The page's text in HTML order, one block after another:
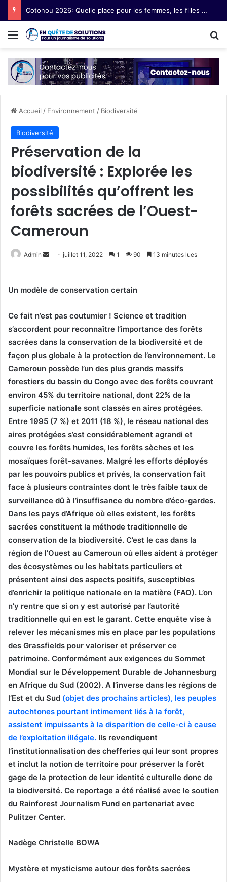
Cotonou 2026: Quelle place pour les femmes, les filles et les communautés marginalisées au Forum social mondial ?
Menu
Accueil / Environnement / Biodiversité
Biodiversité
Préservation de la
biodiversité : Explorée les
possibilités qu’offrent les
forêts sacrées de l’Ouest-
Cameroun
Admin
o
e
r
u
r
e
l
juillet 11, 2022 1 90 13 minutes lues
Un modèle de conservation certain
Ce fait n’est pas coutumier ! Science et tradition
s’accordent pour reconnaître l’importance des forêts
sacrées dans la conservation de la biodiversité et de
façon plus globale à la protection de l’environnement. Le
Cameroun possède l’un des plus grands massifs
forestiers du bassin du Congo avec des forêts couvrant
environ 45% du territoire national, dont 22% de la
superficie nationale sont classés en aires protégées.
Entre 1995 (7 %) et 2011 (18 %), le réseau national des
aires protégées s’est considérablement agrandi et
couvre les forêts humides, les forêts sèches et les
mosaïques forêt-savanes. Malgré les efforts déployés
par les pouvoirs publics et privés, la conservation fait
face à plusieurs contraintes dont le très faible taux de
surveillance dû à l’insuffisance du nombre d’éco-gardes.
Dans les pays d’Afrique où elles existent, les forêts
sacrées constituent la méthode traditionnelle de
conservation de la biodiversité. C’est le cas dans la
région de l’Ouest au Cameroun où elles aident à protéger
des écosystèmes ou les habitats particuliers et
présentent ainsi des aspects positifs, susceptibles
d’enrichir la politique nationale en la matière (FAO). L’on
n’y rentre que si on y est autorisé par l’autorité
traditionnelle qui en est le garant. Cette enquête vise à
relever les mécanismes mis en place par les populations
des Grassfields pour valoriser et préserver ce
patrimoine. Conformément aux exigences du Sommet
Mondial sur le Développement Durable de Johannesburg
en Afrique du Sud (2002). A l’inverse dans les régions de
l’Est et du Sud (objet des prochains articles), les peuples
autochtones pourtant intimement liés à la forêt,
assistent impuissants à la disparition de celle-ci à cause
de l’exploitation illégale. Ils revendiquent
l’institutionnalisation des chefferies qui leur sont propres
et inclut la notion de territoire pour préserver la forêt
gage de la protection de leur identité culturelle donc de
la biodiversité. Ce reportage a été réalisé avec le soutien
du Rainforest Journalism Fund en partenariat avec
Pulitzer Center.
Nadège Christelle BOWA
Mystère et mysticisme autour des forêts sacrées